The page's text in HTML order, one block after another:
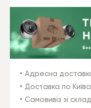
Адресна
Доставка по
Самовивіз зі